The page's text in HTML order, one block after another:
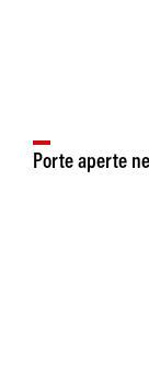
Porte aperte